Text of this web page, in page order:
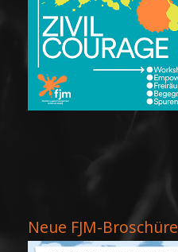
Neue FJM-Broschüre